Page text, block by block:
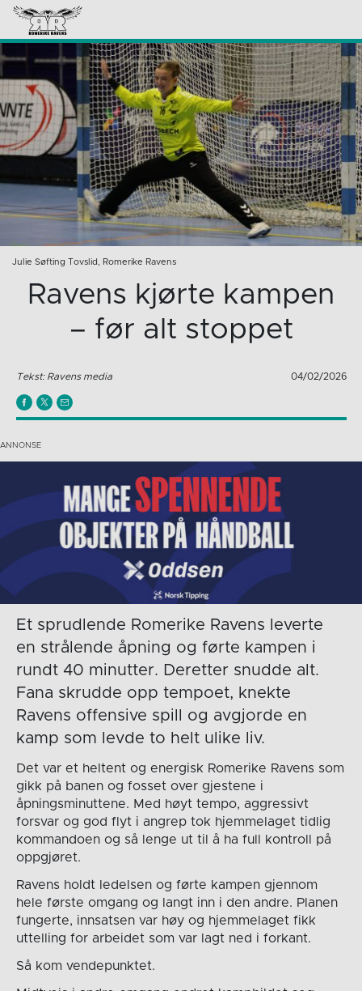
Julie Søfting Tovslid, Romerike Ravens
Ravens kjørte kampen
– før alt stoppet
Tekst: Ravens media 04/02/2026
Et sprudlende Romerike Ravens leverte
en strålende åpning og førte kampen i
rundt 40 minutter. Deretter snudde alt.
Fana skrudde opp tempoet, knekte
Ravens offensive spill og avgjorde en
kamp som levde to helt ulike liv.
Det var et heltent og energisk Romerike Ravens som
gikk på banen og fosset over gjestene i
åpningsminuttene. Med høyt tempo, aggressivt
forsvar og god flyt i angrep tok hjemmelaget tidlig
kommandoen og så lenge ut til å ha full kontroll på
oppgjøret.
Ravens holdt ledelsen og førte kampen gjennom
hele første omgang og langt inn i den andre. Planen
fungerte, innsatsen var høy og hjemmelaget fikk
uttelling for arbeidet som var lagt ned i forkant.
Så kom vendepunktet.